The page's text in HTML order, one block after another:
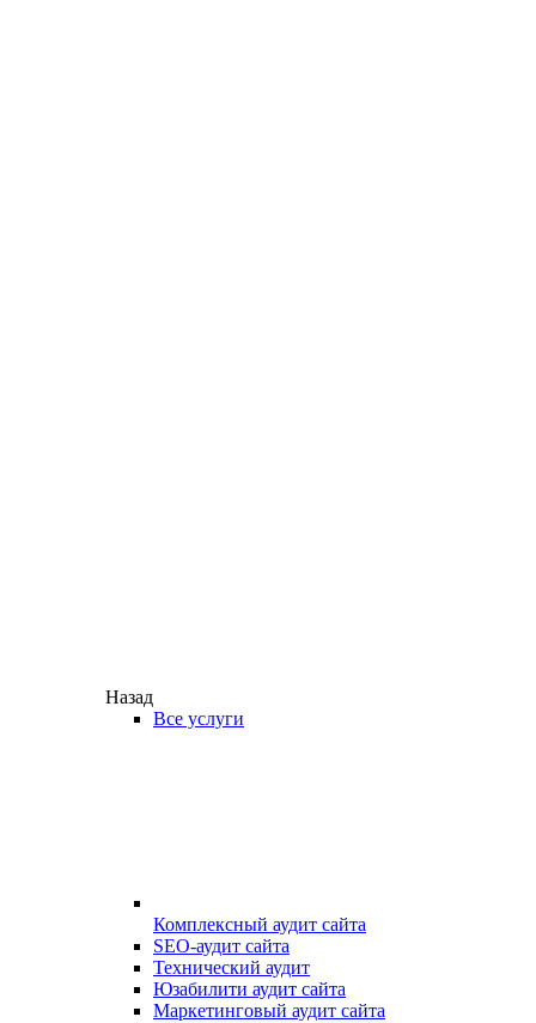
Назад
Все услуги
Комплексный аудит сайта
SEO-аудит сайта
Технический аудит
Юзабилити аудит сайта
Маркетинговый аудит сайта